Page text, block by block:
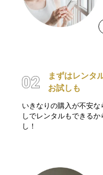
まずはレンタ
お試しも
いきなりの購入が不安な
しでレンタルもできるか
し！